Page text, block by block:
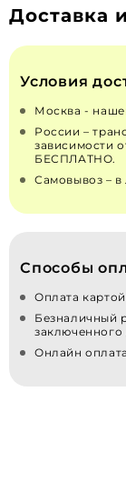
Доставка
Условия
Москва -
России –
зависимости
БЕСПЛАТНО.
Самовывоз –
Способы
Оплата
Безналичный
заключенного
Онлайн оплата